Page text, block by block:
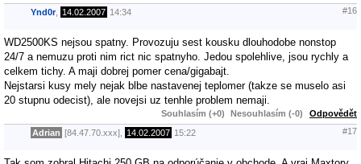
Ynd0r, 14.02.2007 14:34 #16
WD2500KS nejsou spatny. Provozuju sest kousku dlouhodobe nonstop
24/7 a nemuzu proti nim rict nic spatnyho. Jedou spolehlive, jsou rychly a
celkem tichy. A maji dobrej pomer cena/gigabajt.
Nejstarsi kusy mely nejak blbe nastavenej teplomer (takze se muselo asi
20 stupnu odecist), ale novejsi uz tenhle problem nemaji.
Souhlasím (+0) Nesouhlasím (-0) Odpovědět
Adrian [84.47.70.xxx], 14.02.2007 15:22 #17